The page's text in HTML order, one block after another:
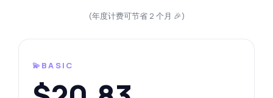
(年度计费可节省 2 个月 🎉)
💫BASIC